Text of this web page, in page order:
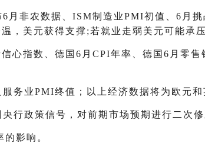
非农数据、ISM制造业PMI初值、6月
，美元获得支撑;若就业走弱美元可能承压
心指数、德国6月CPI年率、德国6月零
务业PMI终值；以上经济数据将为欧元和
行政策信号，对前期市场预期进行二次修
影响。